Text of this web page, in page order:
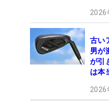
2026
古い
男が
が引
は本
2026